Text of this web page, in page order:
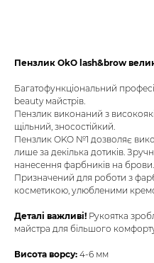
Пензлик OkO lash&brow
Багатофункціональний
beauty майстрів.
Пензлик виконаний з
щільний, зносостійкий.
Пензлик OKO №1 дозволяє
лише за декілька дотиків.
нанесення фарбників на брови.
Призначений для роботи з
косметикою, улюбленими
Деталі важливі! Рукоятка
майстра для більшого
Висота ворсу: 4-6 мм